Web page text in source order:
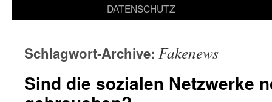
DATENSCHUTZ
Schlagwort-Archive: Fakenews
Sind die sozialen Netzwerke